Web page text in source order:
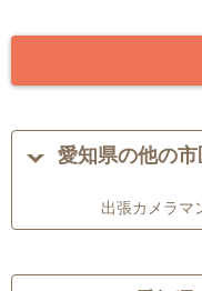
愛知県の他の市
出張カメラマ